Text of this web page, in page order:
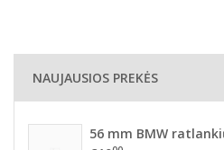
NAUJAUSIOS PREKĖS
56 mm BMW